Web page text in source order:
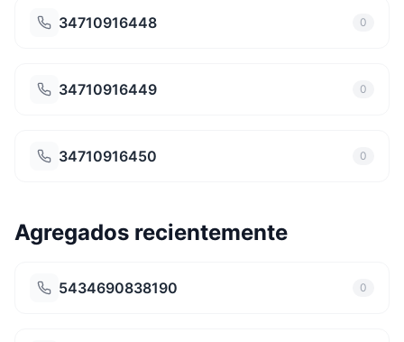
34710916448 0
34710916449 0
34710916450 0
Agregados recientemente
5434690838190 0